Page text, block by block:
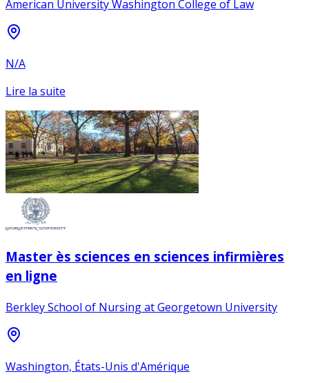
American University Washington College of Law
N/A
Lire la suite
Master ès sciences en sciences infirmières
en ligne
Berkley School of Nursing at Georgetown University
Washington, États-Unis d'Amérique